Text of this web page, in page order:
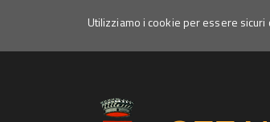
Utilizziamo i cookie per essere
Newsletter